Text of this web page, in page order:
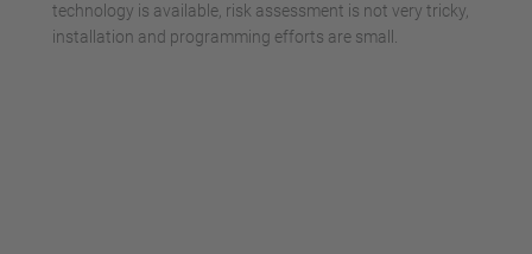
powered by
Usercentrics Consent
Management Platform
technology is available, risk assessment is not very tricky,
installation and programming efforts are small.